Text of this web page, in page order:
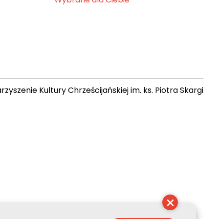
Kultury Chrześcijańskiej im. ks. Piotra Skargi
×